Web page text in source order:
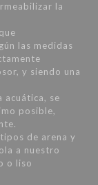
la
las medidas
y siendo una
acuática, se
posible,
de arena y
a nuestro
o liso